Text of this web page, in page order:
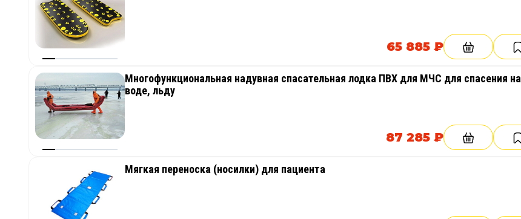
65 885 ₽
Многофункциональная надувная спасательная лодка ПВХ для МЧС для спасения на
воде, льду
87 285 ₽
Мягкая переноска (носилки) для пациента